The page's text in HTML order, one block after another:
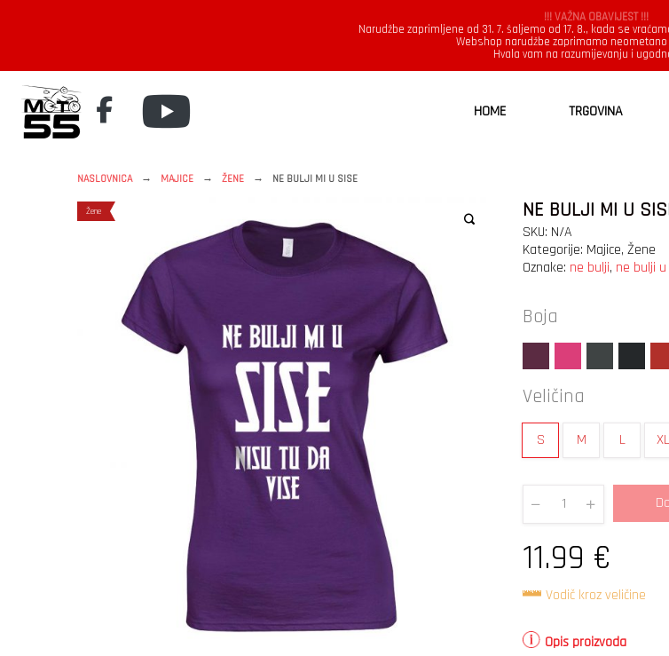
!!! VAŽNA OBAVIJEST !!!
Narudžbe zaprimljene od 31. 7. šaljemo od 17. 8., kada se
Webshop narudžbe zaprimamo
Hvala vam na razumijevanju i
HOME TRGOVINA
NASLOVNICA → MAJICE → ŽENE → NE BULJI MI U SISE
Žene NE BULJI MI U
SKU: N/A
Kategorije: Majice,Žene
Oznake: ne bulji, ne bulji
Boja
Veličina
S M L XL
Quantity
11.99 €
Vodič kroz veličine
Opis proizvoda